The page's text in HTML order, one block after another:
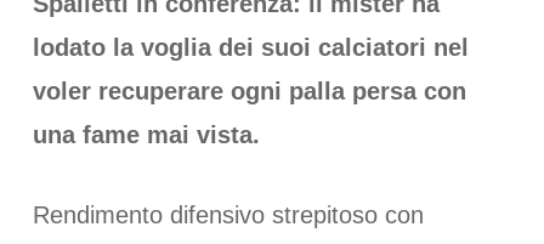
lodato la voglia dei suoi calciatori nel
voler recuperare ogni palla persa con
una fame mai vista.
Rendimento difensivo strepitoso con